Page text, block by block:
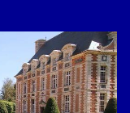
à regarder le
et à